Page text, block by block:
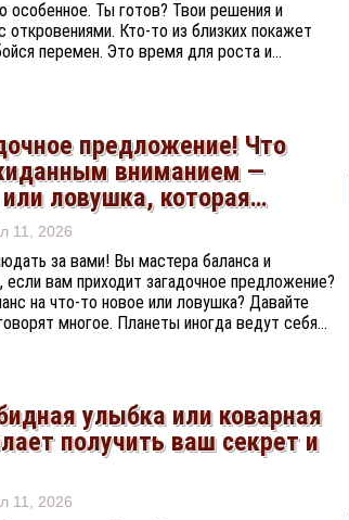
особенное. Ты готов? Твои решения и
откровениями. Кто-то из близких покажет
перемен. Это время для роста и…
предложение! Что
вниманием —
ловушка, которая…
11, 2026
за вами! Вы мастера баланса и
если вам приходит загадочное предложение?
на что-то новое или ловушка? Давайте
многое. Планеты иногда ведут себя…
улыбка или коварная
получить ваш секрет и
11, 2026